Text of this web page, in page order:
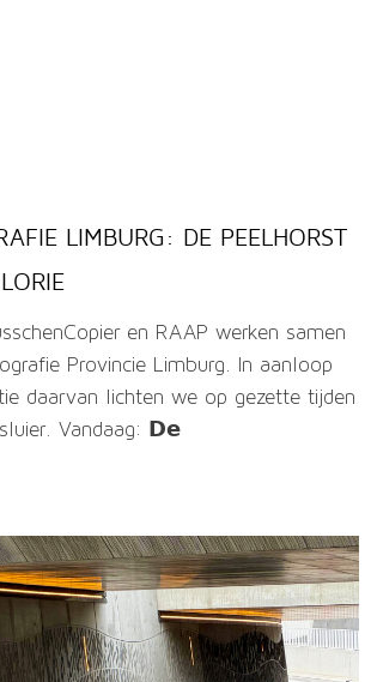
LIMBURG: DE PEELHORST
en RAAP werken samen
Provincie Limburg. In aanloop
daarvan lichten we op gezette tijden
Vandaag: 𝗗𝗲